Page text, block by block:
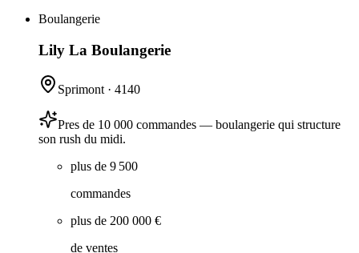
Boulangerie
Lily La Boulangerie
Sprimont · 4140
Pres de 10 000 commandes — boulangerie qui structure
son rush du midi.
plus de 9 500
commandes
plus de 200 000 €
de ventes